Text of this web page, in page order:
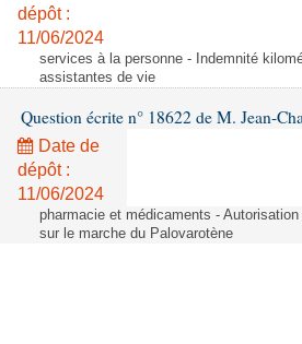
dépôt :
11/06/2024
services à la personne - Indemnité
assistantes de vie
Question écrite n° 18622 de M. Jean-
Date de
dépôt :
11/06/2024
pharmacie et médicaments -
sur le marche du Palovarotène